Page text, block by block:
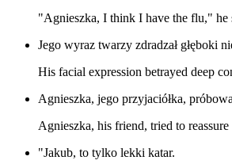
"Agnieszka, I think I have the flu," he
Jego wyraz twarzy zdradzał głęboki
His facial expression betrayed deep
Agnieszka, jego przyjaciółka,
Agnieszka, his friend, tried to reassure
"Jakub, to tylko lekki katar.